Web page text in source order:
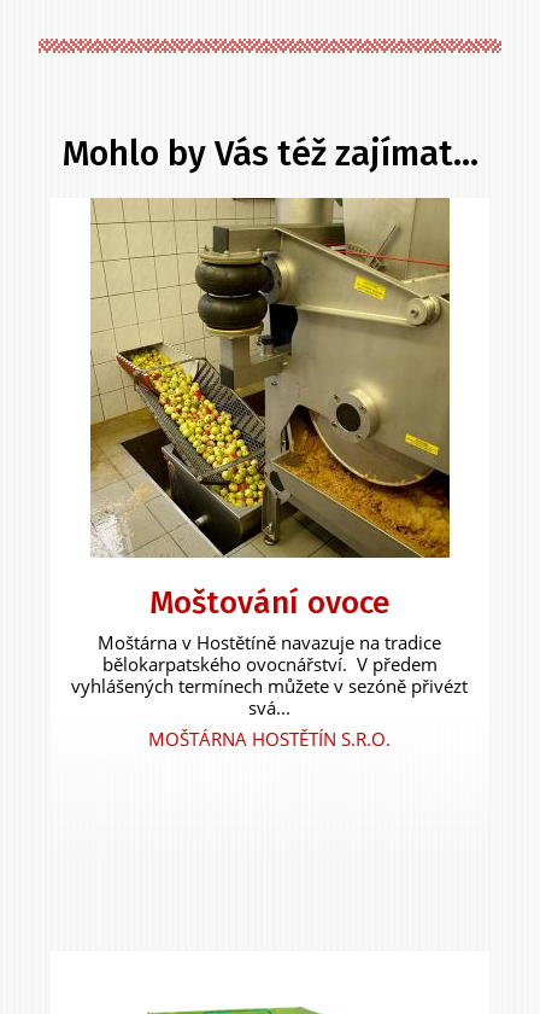
stromu
Mohlo by Vás též zajímat...
Moštování ovoce
Moštárna v Hostětíně navazuje na tradice
bělokarpatského ovocnářství. V předem
vyhlášených termínech můžete v sezóně přivézt
svá...
MOŠTÁRNA HOSTĚTÍN S.R.O.